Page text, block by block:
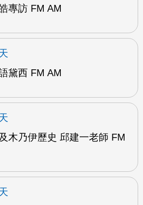
專訪 FM AM
黛西 FM AM
木乃伊歷史 邱建一老師 FM